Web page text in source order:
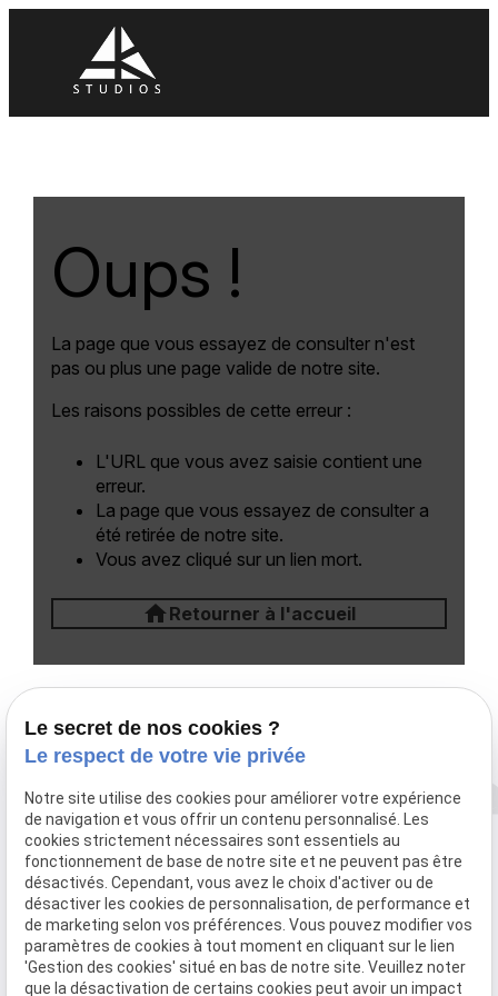
Oups !
La page que vous essayez de consulter n'est
pas ou plus une page valide de notre site.
Les raisons possibles de cette erreur :
L'URL que vous avez saisie contient une
erreur.
La page que vous essayez de consulter a
été retirée de notre site.
Vous avez cliqué sur un lien mort.
homeRetourner à l'accueil
Panneau de gestion des cookies
Le secret de nos cookies ?
Le respect de votre vie privée
Notre site utilise des cookies pour améliorer votre expérience
de navigation et vous offrir un contenu personnalisé. Les
cookies strictement nécessaires sont essentiels au
fonctionnement de base de notre site et ne peuvent pas être
désactivés. Cependant, vous avez le choix d'activer ou de
désactiver les cookies de personnalisation, de performance et
de marketing selon vos préférences. Vous pouvez modifier vos
paramètres de cookies à tout moment en cliquant sur le lien
'Gestion des cookies' situé en bas de notre site. Veuillez noter
que la désactivation de certains cookies peut avoir un impact